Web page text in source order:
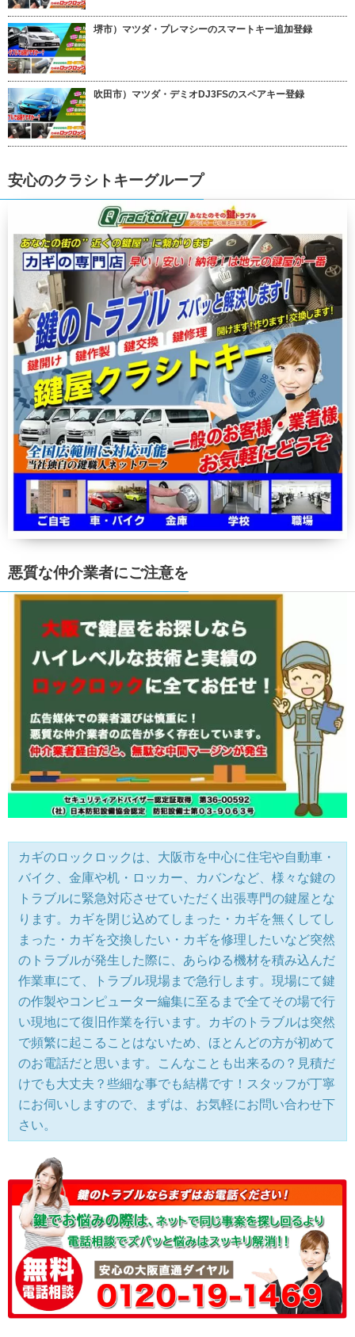
堺市）マツダ・プレマシーのスマートキー追加登録
吹田市）マツダ・デミオDJ3FSのスペアキー登録
安心のクラシトキーグループ
悪質な仲介業者にご注意を
カギのロックロックは、大阪市を中心に住宅や自動車・
バイク、金庫や机・ロッカー、カバンなど、様々な鍵の
トラブルに緊急対応させていただく出張専門の鍵屋とな
ります。カギを閉じ込めてしまった・カギを無くしてし
まった・カギを交換したい・カギを修理したいなど突然
のトラブルが発生した際に、あらゆる機材を積み込んだ
作業車にて、トラブル現場まで急行します。現場にて鍵
の作製やコンピューター編集に至るまで全てその場で行
い現地にて復旧作業を行います。カギのトラブルは突然
で頻繁に起こることはないため、ほとんどの方が初めて
のお電話だと思います。こんなことも出来るの？見積だ
けでも大丈夫？些細な事でも結構です！スタッフが丁寧
にお伺いしますので、まずは、お気軽にお問い合わせ下
さい。